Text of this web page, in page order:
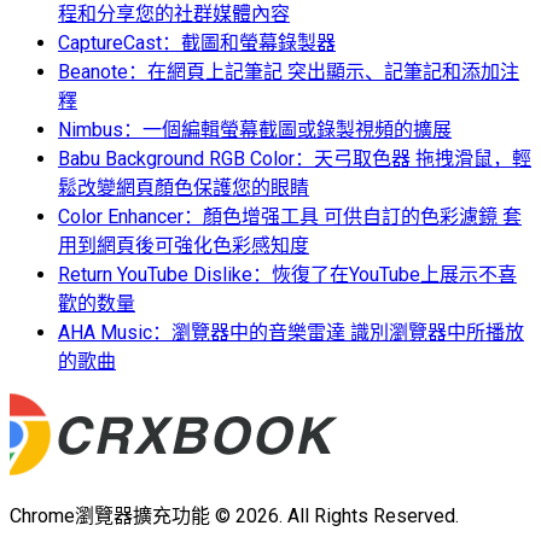
程和分享您的社群媒體內容
CaptureCast：截圖和螢幕錄製器
Beanote：在網頁上記筆記 突出顯示、記筆記和添加注
釋
Nimbus：一個編輯螢幕截圖或錄製視頻的擴展
Babu Background RGB Color：天弓取色器 拖拽滑鼠，輕
鬆改變網頁顏色保護您的眼睛
Color Enhancer：顏色增强工具 可供自訂的色彩濾鏡 套
用到網頁後可強化色彩感知度
Return YouTube Dislike：恢復了在YouTube上展示不喜
歡的数量
AHA Music：瀏覽器中的音樂雷達 識別瀏覽器中所播放
的歌曲
Chrome瀏覽器擴充功能 © 2026. All Rights Reserved.